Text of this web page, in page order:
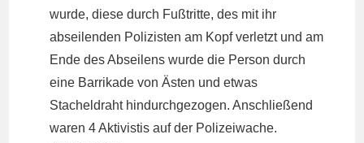
wurde, diese durch Fußtritte, des mit ihr
abseilenden Polizisten am Kopf verletzt und am
Ende des Abseilens wurde die Person durch
eine Barrikade von Ästen und etwas
Stacheldraht hindurchgezogen. Anschließend
waren 4 Aktivistis auf der Polizeiwache.